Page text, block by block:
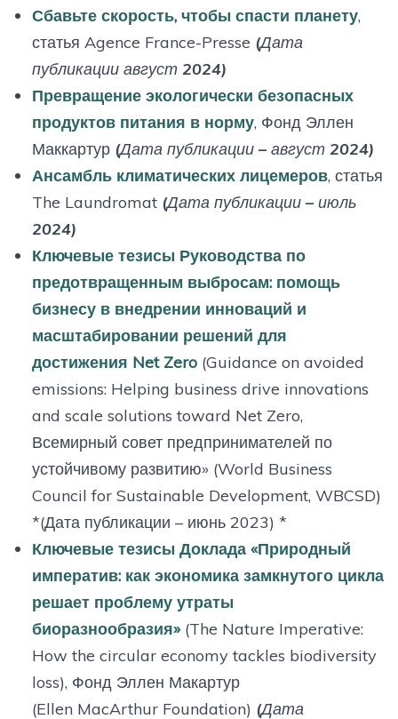
Сбавьте скорость, чтобы спасти планету,
статья Agence France-Presse (Дата
публикации август 2024)
Превращение экологически безопасных
продуктов питания в норму, Фонд Эллен
Маккартур (Дата публикации – август 2024)
Ансамбль климатических лицемеров, статья
The Laundromat (Дата публикации – июль
2024)
Ключевые тезисы Руководства по
предотвращенным выбросам: помощь
бизнесу в внедрении инноваций и
масштабировании решений для
достижения Net Zero(Guidance on avoided
emissions: Helping business drive innovations
and scale solutions toward Net Zero,
Всемирный совет предпринимателей по
устойчивому развитию» (World Business
Council for Sustainable Development, WBCSD)
*(Дата публикации – июнь 2023) *
Ключевые тезисы Доклада «Природный
императив: как экономика замкнутого цикла
решает проблему утраты
биоразнообразия»(The Nature Imperative:
How the circular economy tackles biodiversity
loss), Фонд Эллен Макартур
(Ellen MacArthur Foundation) (Дата